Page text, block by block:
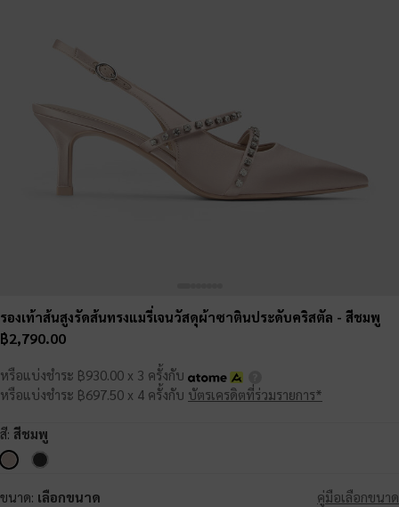
รองเท้าส้นสูงรัดส้นทรงแมรี่เจนวัสดุผ้าซาตินประดับคริสตัล - สีชมพู
฿2,790.00
หรือแบ่งชำระ ฿930.00 x 3 ครั้งกับ
หรือแบ่งชำระ ฿697.50 x 4 ครั้งกับ บัตรเครดิตที่ร่วมรายการ*
สี: สีชมพู
ขนาด: เลือกขนาด คู่มือเลือกขนาด